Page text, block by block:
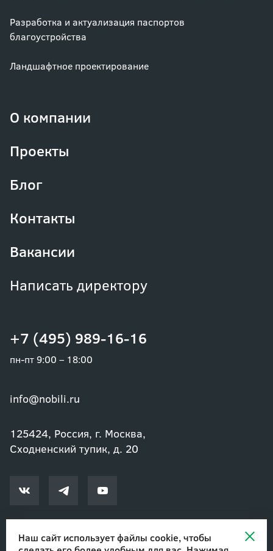
Наш сайт использует файлы cookie, чтобы
+7 (495) 989-16-16
пн-пт 9:00 – 18:00
info@nobili.ru
125424, Россия, г. Москва,
Сходненский тупик, д. 20
Разработка и актуализация паспортов
благоустройства
Ландшафтное проектирование
О компании
Проекты
Блог
Контакты
Вакансии
Написать директору